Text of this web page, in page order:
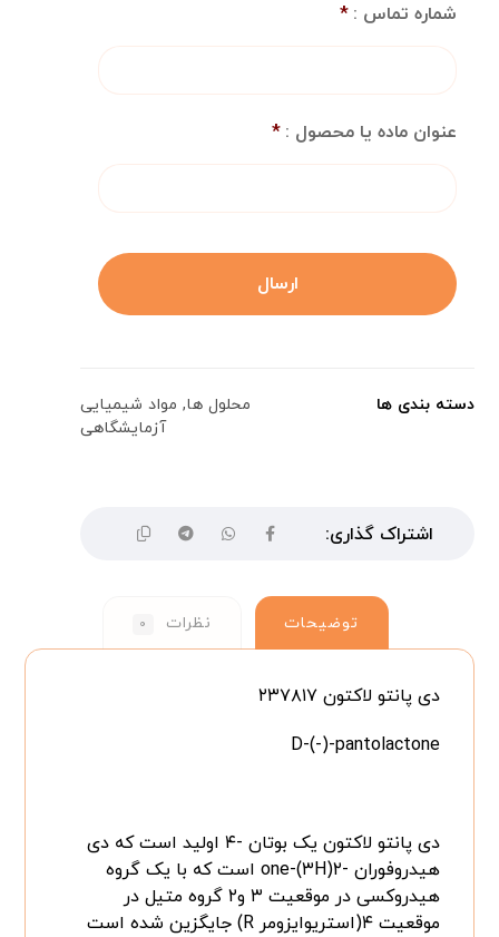
شماره تماس : *
عنوان ماده یا محصول : *
دسته بندی ها محلول ها, مواد شیمیایی
آزمایشگاهی
توضیحات نظرات ۰
دی پانتو لاکتون ۲۳۷۸۱۷
D-(-)-pantolactone
دی پانتو لاکتون یک بوتان -۴ اولید است که دی
هیدروفوران -۲(۳H)-one است که با یک گروه
هیدروکسی در موقعیت ۳ و۲ گروه متیل در
موقعیت ۴(استریوایزومر R) جایگزین شده است